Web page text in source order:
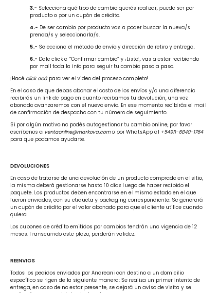
3.- Selecciona qué tipo de cambio querés realizar, puede ser por
producto o por un cupón de crédito.
4.- De ser cambio por producto vas a poder buscar la nueva/s
prenda/s y seleccionarla/s.
5.- Selecciona el método de envío y dirección de retiro y entrega.
6.- Dale click a “Confirmar cambio” y ¡Listo!, vas a estar recibiendo
por mail toda la info para seguir tu cambio paso a paso.
¡Hacé click acápara ver el video del proceso completo!
En el caso de que debas abonar el costo de los envíos y/o una diferencia
recibirás un link de pago en cuanto recibamos tu devolución, una vez
abonado avanzaremos con el nuevo envío. En ese momento recibirás el mail
de confirmación de despacho con tu número de seguimiento.
Si por algún motivo no podés autogestionar tu cambio online, por favor
escríbenos a ventaonline@markova.como por WhatsApp al +54911-6840-1764
para que podamos ayudarte.
DEVOLUCIONES
En caso de tratarse de una devolución de un producto comprado en el sitio,
la misma deberá gestionarse hasta 10 días luego de haber recibido el
paquete. Los productos deben encontrarse en el mismo estado en el que
fueron enviados, con su etiqueta y packaging correspondiente. Se generará
un cupón de crédito por el valor abonado para que el cliente utilice cuando
quiera.
Los cupones de crédito emitidos por cambios tendrán una vigencia de 12
meses. Transcurrido este plazo, perderán validez.
REENVIOS
Todos los pedidos enviados por Andreani con destino a un domicilio
específico se rigen de la siguiente manera: Se realiza un primer intento de
entrega, en caso de no estar presente, se dejará un aviso de visita y se